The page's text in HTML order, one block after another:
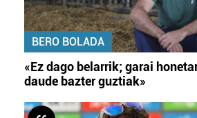
BERO BOLADA
«Ez dago belarrik; garai
daude bazter guztiak»